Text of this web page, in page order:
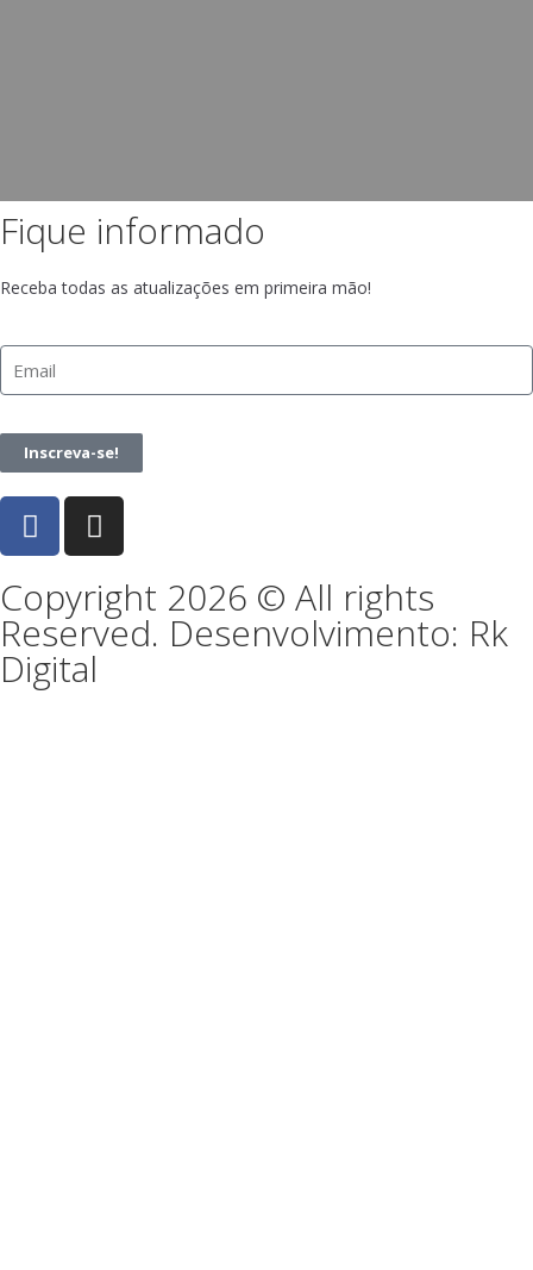
Fique informado
Receba todas as atualizações em primeira mão!
Inscreva-se!
Copyright 2026 © All rights
Reserved. Desenvolvimento: Rk
Digital